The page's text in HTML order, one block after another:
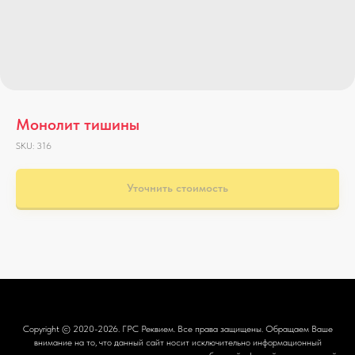
Монолит тишины
SKU: 316
Уточнить стоимость
Copyright © 2020-2026. ГРС Реквием. Все права защищены. Обращаем Ваше
внимание на то, что данный сайт носит исключительно информационный